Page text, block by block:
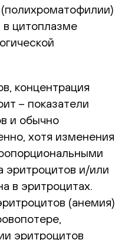
в цитоплазме
концентрация
– показатели
и обычно
хотя изменения
эритроцитов и/или
в эритроцитах.
(анемия)
эритроцитов